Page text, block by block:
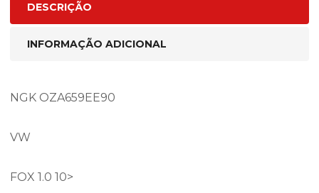
DESCRIÇÃO
INFORMAÇÃO ADICIONAL
NGK OZA659EE90
VW
FOX 1.0 10>